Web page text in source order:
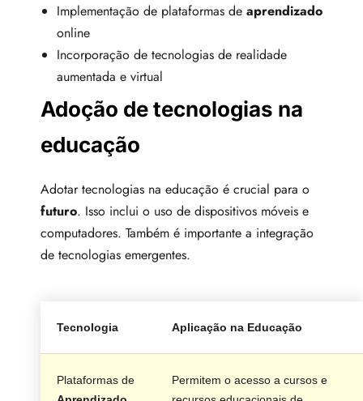
Implementação de plataformas de aprendizado
online
Incorporação de tecnologias de realidade
aumentada e virtual
Adoção de tecnologias na
educação
Adotar tecnologias na educação é crucial para o
futuro. Isso inclui o uso de dispositivos móveis e
computadores. Também é importante a integração
de tecnologias emergentes.
Tecnologia Aplicação na Educação
Plataformas de
Permitem o acesso a cursos e